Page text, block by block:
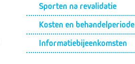
Sporten na revalidatie
Kosten en behandelperiode
Informatiebijeenkomsten